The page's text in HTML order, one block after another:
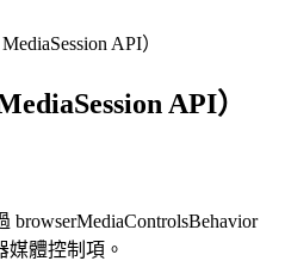
API）
API）
browserMediaControlsBehavior
媒體控制項。